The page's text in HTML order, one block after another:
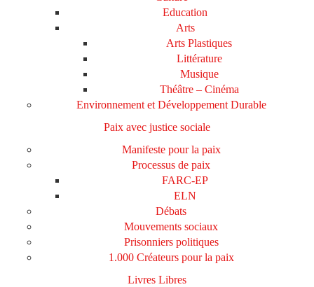
Education
Arts
Arts Plastiques
Littérature
Musique
Théâtre – Cinéma
Environnement et Développement Durable
Paix avec justice sociale
Manifeste pour la paix
Processus de paix
FARC-EP
ELN
Débats
Mouvements sociaux
Prisonniers politiques
1.000 Créateurs pour la paix
Livres Libres